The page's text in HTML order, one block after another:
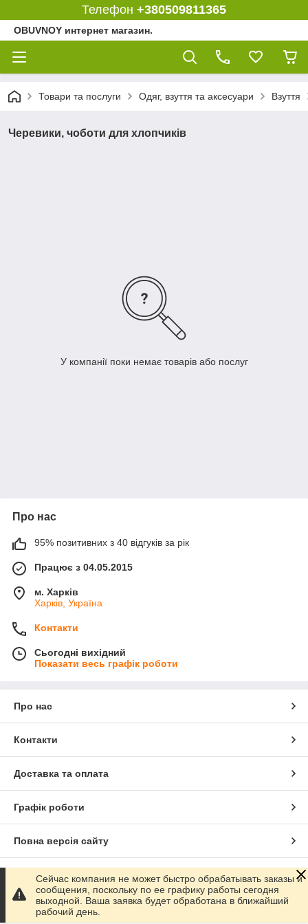
Телефон +380509811365
OBUVNOY интернет магазин.
Товари та послуги Одяг, взуття та аксесуари Взуття
Черевики, чоботи для хлопчиків
У компанії поки немає товарів або послуг
Про нас
95% позитивних з 40 відгуків за рік
Працює з 04.05.2015
м. Харків
Харків, Україна
Контакти
Сьогодні вихідний
Показати весь графік роботи
Про нас
Контакти
Доставка та оплата
Графік роботи
Повна версія сайту
Сайт створено на маркетплейсі Prom.ua
Політика конфіденційності
Сейчас компания не может быстро обрабатывать заказы и
сообщения, поскольку по ее графику работы сегодня
выходной. Ваша заявка будет обработана в ближайший
рабочий день.